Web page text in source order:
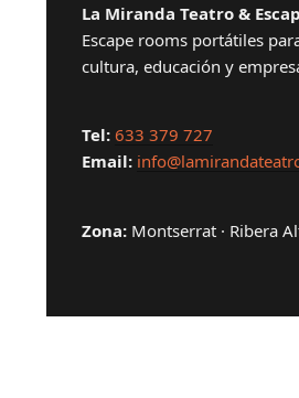
La Miranda Teatro &
Escape rooms portátiles
cultura, educación y
Tel: 633 379 727
Email:
Zona: Montserrat · Ribera